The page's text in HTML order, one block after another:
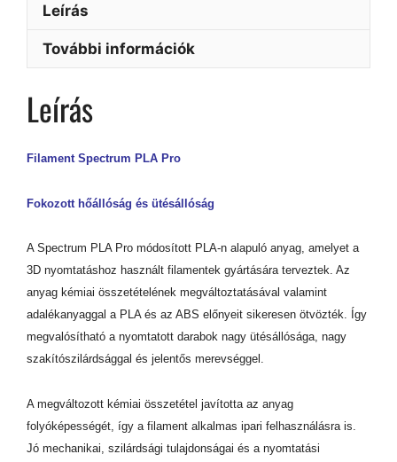
Leírás
További információk
Leírás
Filament Spectrum PLA Pro
Fokozott hőállóság és ütésállóság
A Spectrum PLA Pro módosított PLA-n alapuló anyag, amelyet a
3D nyomtatáshoz használt filamentek gyártására terveztek. Az
anyag kémiai összetételének megváltoztatásával valamint
adalékanyaggal a PLA és az ABS előnyeit sikeresen ötvözték. Így
megvalósítható a nyomtatott darabok nagy ütésállósága, nagy
szakítószilárdsággal és jelentős merevséggel.
A megváltozott kémiai összetétel javította az anyag
folyóképességét, így a filament alkalmas ipari felhasználásra is.
Jó mechanikai, szilárdsági tulajdonságai és a nyomtatási